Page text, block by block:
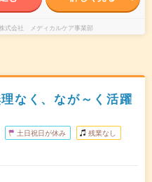
式会社 メディカルケア事業部
なく、なが～く活躍
土日祝日が休み 残業なし